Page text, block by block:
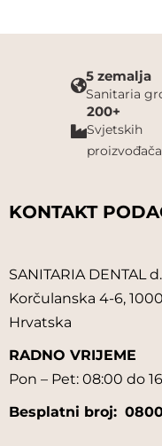
5 zemalja
Sanitaria
200+
Svjetskih
proizvođača
KONTAKT
SANITARIA DENTAL
Korčulanska 4-6,
Hrvatska
RADNO VRIJEME
Pon – Pet: 08:00 do
Besplatni broj: